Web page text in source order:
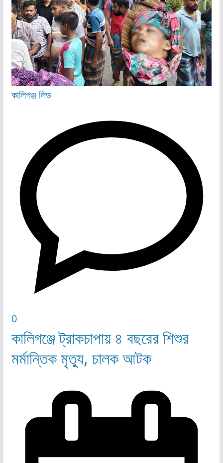
কালিগঞ্জলিড
0
কালিগঞ্জে ট্রাকচাপায় ৪ বছরের শিশুর
মর্মান্তিক মৃত্যু, চালক আটক